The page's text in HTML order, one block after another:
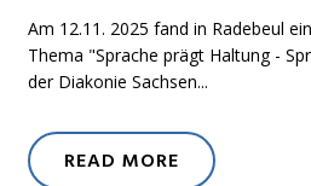
Am 12.11. 2025 fand in Radebeul
Thema "Sprache prägt Haltung -
der Diakonie Sachsen...
READ MORE